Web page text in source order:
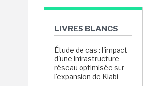
LIVRES BLANCS
Étude de cas : l'impact
d'une infrastructure
réseau optimisée sur
l'expansion de Kiabi